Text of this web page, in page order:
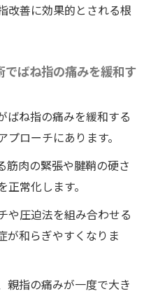
改善に効果的とされる根
ばね指の痛みを緩和す
ばね指の痛みを緩和する
ローチにあります。
筋肉の緊張や腱鞘の硬さ
常化します。
や圧迫法を組み合わせる
が和らぎやすくなりま
親指の痛みが一度で大き